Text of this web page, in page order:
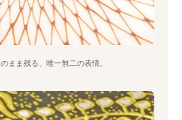
まま残る、唯一無二の表情。